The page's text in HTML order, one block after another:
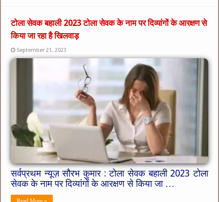
टोला सेवक बहाली 2023 टोला सेवक के नाम पर दिव्यांगों के आरक्षण से
किया जा रहा है खिलवाड़
September 21, 2023
सर्वप्रथम न्यूज़ सौरभ कुमार : टोला सेवक बहाली 2023 टोला
सेवक के नाम पर दिव्यांगों के आरक्षण से किया जा …